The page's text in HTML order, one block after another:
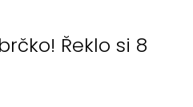
Řeklo si 8